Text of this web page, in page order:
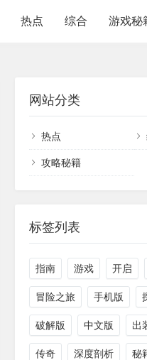
热点 综合 游戏秘
网站分类
热点
攻略秘籍
标签列表
指南 游戏 开启
冒险之旅 手机版
破解版 中文版 出
传奇 深度剖析 秘